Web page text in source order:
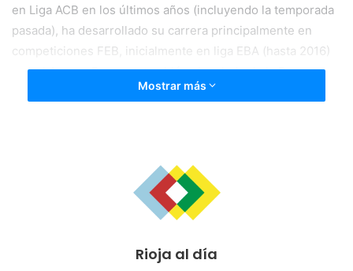
en Liga ACB en los últimos años (incluyendo la temporada
pasada), ha desarrollado su carrera principalmente en
competiciones FEB, inicialmente en liga EBA (hasta 2016)
con el Arenys Basquet, también vinculado de la Penya, y
desde el año 2016 con minutos y responsabilidades en
individual y su capacidad de aportar en diferentes facetas
sobre la pista, alternando además las dos posiciones
interiores y pudiendo abrirse para exhibir rango de
puntos y 2,9 rebotes en 17 minutos por partido, siendo una
Mostrar más
Rioja al día